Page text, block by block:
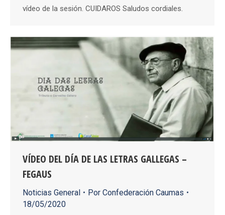
vídeo de la sesión. CUIDAROS Saludos cordiales.
VÍDEO DEL DÍA DE LAS LETRAS GALLEGAS –
FEGAUS
Noticias General Por Confederación Caumas
18/05/2020